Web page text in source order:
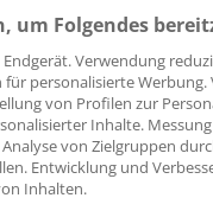
für neue
um Folgendes
Verwendung
personalisierte
von Profilen zur
Inhalte.
von Zielgruppen
Entwicklung und
Inhalten.